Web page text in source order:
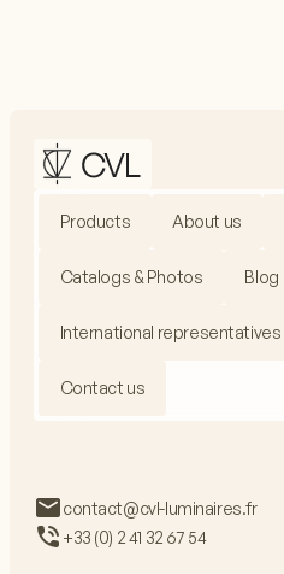
Products About us
Catalogs & Photos Blog
International representatives
Contact us
contact@cvl-luminaires.fr
+33 (0) 2 41 32 67 54